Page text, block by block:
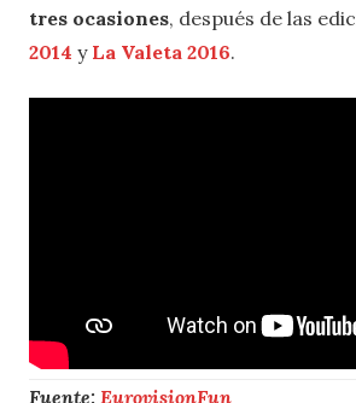
tres ocasiones, después de las
2014 y La Valeta 2016.
Fuente: EurovisionFun